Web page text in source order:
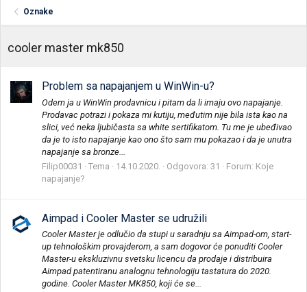
Oznake
cooler master mk850
Problem sa napajanjem u WinWin-u?
Odem ja u WinWin prodavnicu i pitam da li imaju ovo napajanje.
Prodavac potrazi i pokaza mi kutiju, međutim nije bila ista kao na
slici, već neka ljubičasta sa white sertifikatom. Tu me je ubeđivao
da je to isto napajanje kao ono što sam mu pokazao i da je unutra
napajanje sa bronze...
Filip00031
Tema 14.10.2020. Odgovora: 31 Forum: Koje
napajanje?
Aimpad i Cooler Master se udružili
Cooler Master je odlučio da stupi u saradnju sa Aimpad-om, start-
up tehnološkim provajderom, a sam dogovor će ponuditi Cooler
Master-u ekskluzivnu svetsku licencu da prodaje i distribuira
Aimpad patentiranu analognu tehnologiju tastatura do 2020.
godine. Cooler Master MK850, koji će se...